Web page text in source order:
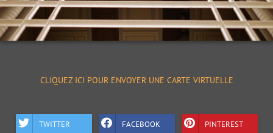
CLIQUEZ ICI POUR ENVOYER UNE CARTE VIRTUELLE
TWITTER FACEBOOK PINTEREST